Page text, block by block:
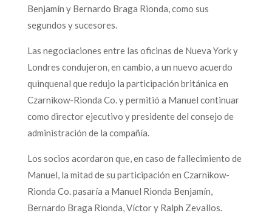
Benjamín y Bernardo Braga Rionda, como sus
segundos y sucesores.
Las negociaciones entre las oficinas de Nueva York y
Londres condujeron, en cambio, a un nuevo acuerdo
quinquenal que redujo la participación británica en
Czarnikow-Rionda Co. y permitió a Manuel continuar
como director ejecutivo y presidente del consejo de
administración de la compañía.
Los socios acordaron que, en caso de fallecimiento de
Manuel, la mitad de su participación en Czarnikow-
Rionda Co. pasaría a Manuel Rionda Benjamín,
Bernardo Braga Rionda, Víctor y Ralph Zevallos.